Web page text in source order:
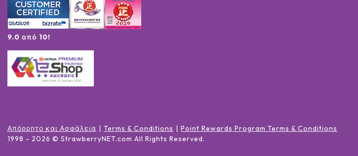
9.0 από 10!
Απόρρητο και Ασφάλεια Terms & Conditions
Point Rewards Program Terms & Conditions
1998 - 2026 © StrawberryNET.com All Rights Reserved.